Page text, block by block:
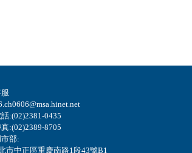
:(02)2381-0435
:(02)2389-8705
部:
市中正區重慶南路1段43號B1